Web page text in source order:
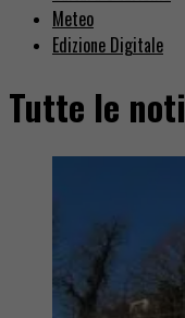
Meteo
Edizione Digitale
Tutte le